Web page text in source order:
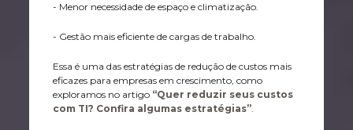
- Menor necessidade de espaço e climatização.
- Gestão mais eficiente de cargas de trabalho.
Essa é uma das estratégias de redução de custos mais
eficazes para empresas em crescimento, como
exploramos no artigo “Quer reduzir seus custos
com TI? Confira algumas estratégias”.